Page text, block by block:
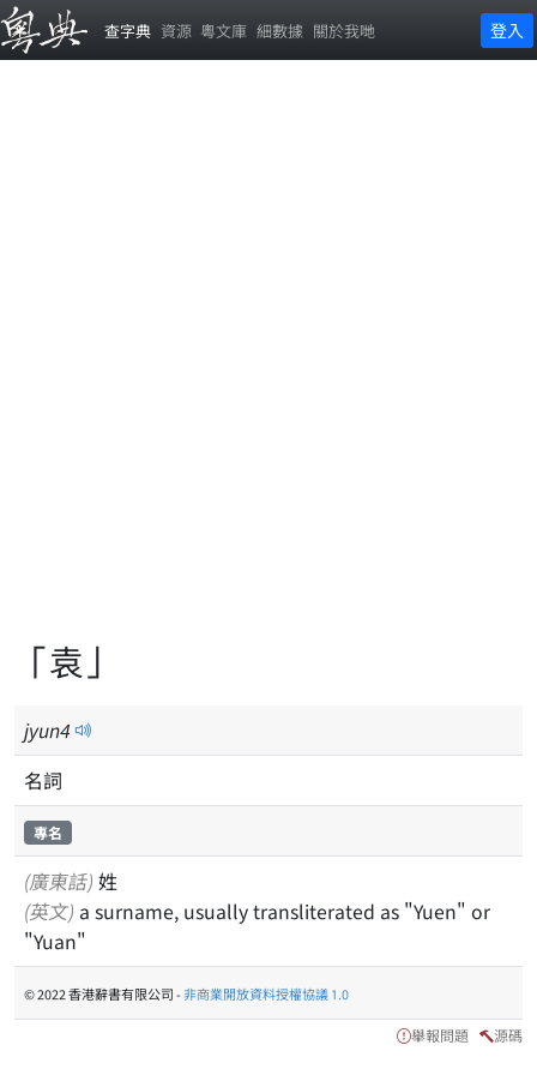
查字典 資源 粵文庫 細數據 關於我哋 登入
「袁」
jyun4
名詞
專名
(廣東話) 姓
(英文) a surname, usually transliterated as "Yuen" or
"Yuan"
© 2022 香港辭書有限公司 -非商業開放資料授權協議 1.0
舉報問題 源碼